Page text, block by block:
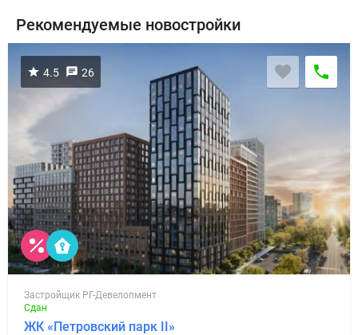
Рекомендуемые новостройки
4.5 26
Застройщик РГ-Девелопмент
Сдан
ЖК «Петровский парк II»